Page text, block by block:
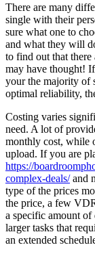
There are many
single with their
sure what one to
and what they will
to find out that
may have thought!
your the majority of
optimal reliability,
Costing varies
need. A lot of
monthly cost, while
upload. If you are
https://
complex-deals/and
type of the prices
the price, a few
a specific amount of
larger tasks that
an extended